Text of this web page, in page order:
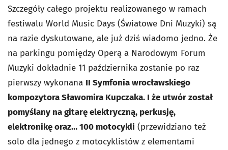
Szczegóły całego projektu realizowanego w ramach
festiwalu World Music Days (Światowe Dni Muzyki) są
na razie dyskutowane, ale już dziś wiadomo jedno. Że
na parkingu pomiędzy Operą a Narodowym Forum
Muzyki dokładnie 11 października zostanie po raz
pierwszy wykonana II Symfonia wrocławskiego
kompozytora Sławomira Kupczaka. I że utwór został
pomyślany na gitarę elektryczną, perkusję,
elektronikę oraz… 100 motocykli (przewidziano też
solo dla jednego z motocyklistów z elementami